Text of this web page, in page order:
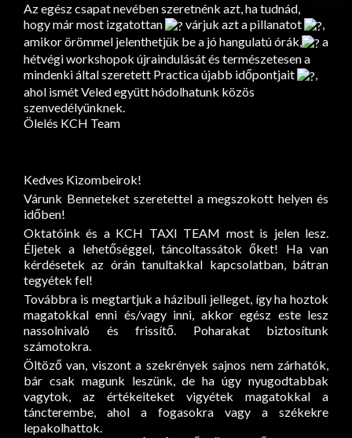
Az egész csapat nevében szeretnénk azt, ha tudnád,
hogy már most izgatottan
várjuk azt a pillanatot
,
amikor örömmel jelenthetjük be a jó hangulatú órák,
a
hétvégi workshopok újraindulását és természetesen a
mindenki által szeretett Practica újabb időpontjait
,
ahol ismét Veled együtt hódolhatunk közös
szenvedélyünknek.
Ölelés KCH Team
Kedves Kizombeirok!
Várunk Benneteket szeretettel a megszokott helyen és
időben!
Oktatóink és a KCH TAXI TEAM most is jelen lesz.
Éljetek a lehetőséggel, táncoltassátok őket! Ha van
kérdésetek az órán tanultakkal kapcsolatban, bátran
tegyétek fel!
Továbbra is megtartjuk a házibuli jelleget, így ha hoztok
magatokkal enni és/vagy inni, akkor egész este lesz
nassolnivaló és frissítő. Poharakat biztosítunk
számotokra.
Öltöző van, viszont a szekrények sajnos nem zárhatók,
bár csak magunk leszünk, de ha úgy nyugodtabbak
vagytok, az értékeiteket vigyétek magatokkal a
táncterembe, ahol a fogasokra vagy a székekre
lepakolhattok.